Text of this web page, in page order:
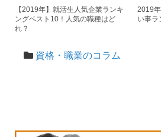
【2019年】就活生人気企業ランキ
ングベスト10！人気の職種はど
れ？
2019
い事ラ
資格・職業のコラム